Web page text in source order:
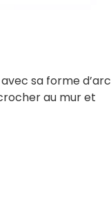
sa forme d’arc
au mur et